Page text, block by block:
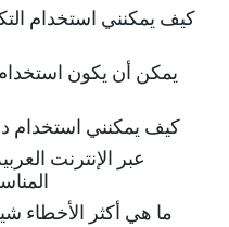
كيف يمكنني استخدام
يمكن أن يكون
كيف يمكنني استخدام
عبر الإنترنت
ما هي أكثر الأخطاء